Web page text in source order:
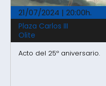
21/07/2024 | 20:00h.
Plaza Carlos III
Olite
Acto del 25º aniversario.